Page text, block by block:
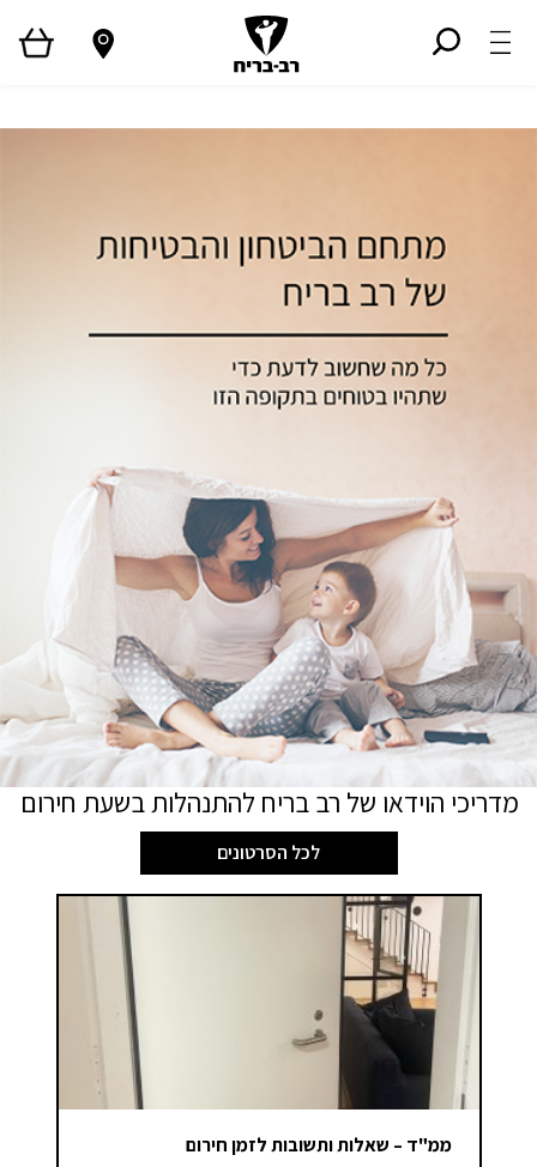
מרחב מוגן
מדריכי הוידאו של רב בריח להתנהלות בשעת חירום
לכל הסרטונים
ממ"ד – שאלות ותשובות לזמן חירום